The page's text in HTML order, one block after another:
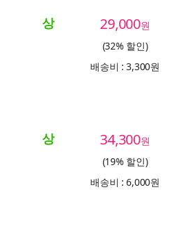
상 29,000원
(32% 할인)
배송비 : 3,300원
상 34,300원
(19% 할인)
배송비 : 6,000원